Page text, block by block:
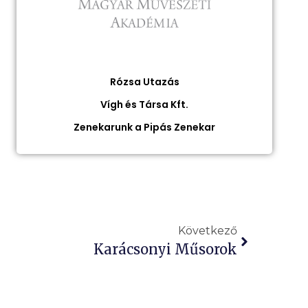
Rózsa Utazás
Vígh és Társa Kft.
Zenekarunk a Pipás Zenekar
Következő
Karácsonyi Műsorok